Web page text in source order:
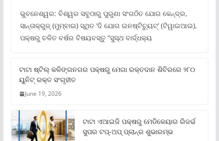
ଭୁବନେଶ୍ୱର: ବିଶ୍ୱର ସବୁଠାରୁ ପୁରୁଣା ସଂଗଠିତ ଯୋଗ କେନ୍ଦ୍ର,
ସାନ୍ତାକ୍ରୁଜ୍ (ମୁମ୍ବାଇ) ସ୍ଥିତ ‘ଦି ଯୋଗ ଇନଷ୍ଟିଚ୍ୟୁଟ୍‌’ (ଟିୱାଇଆଇ),
ପକ୍ଷରୁ ଚଳିତ ବର୍ଷର ବିଷୟବସ୍ତୁ “ସୁସ୍ଥ ବାର୍ଦ୍ଧକ୍ୟ
ଟାଟା ଷ୍ଟିଲ୍‌ କଳିଙ୍ଗନଗର ପକ୍ଷରୁ ମେଗା ରକ୍ତଦାନ ଶିବିରରେ ୨୮୦
ୟୁନିଟ୍‌ ରକ୍ତ ସଂଗୃହୀତ
June 19, 2026
ଟାଟା ଏଆଇଜି ପକ୍ଷରୁ ମେଡିକେୟାର ରିଜର୍ଭ
ସୁପର ଟପ୍‌-ଅପ୍ ପ୍ଲାନ୍‌ର ଶୁଭାରମ୍ଭ